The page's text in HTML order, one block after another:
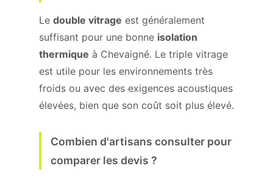
Le double vitrage est généralement
suffisant pour une bonne isolation
thermique à Chevaigné. Le triple vitrage
est utile pour les environnements très
froids ou avec des exigences acoustiques
élevées, bien que son coût soit plus élevé.
Combien d'artisans consulter pour
comparer les devis ?